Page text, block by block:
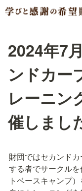
2024年7
ンドカー
レーニン
催しまし
財団ではセカンド
する者でサークル
トベースキャンプ